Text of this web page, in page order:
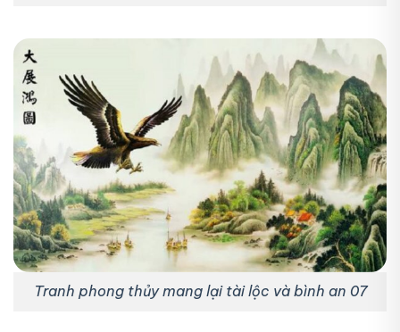
Tranh phong thủy mang lại tài lộc và bình an 07